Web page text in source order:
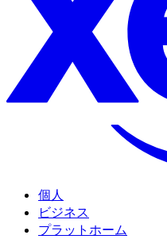
個人
ビジネス
プラットホーム